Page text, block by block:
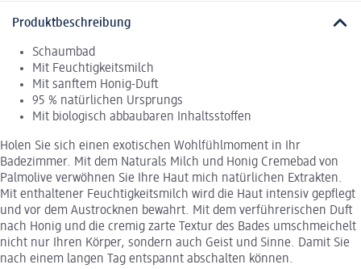
Produktbeschreibung
Schaumbad
Mit Feuchtigkeitsmilch
Mit sanftem Honig-Duft
95 % natürlichen Ursprungs
Mit biologisch abbaubaren Inhaltsstoffen
Holen Sie sich einen exotischen Wohlfühlmoment in Ihr
Badezimmer. Mit dem Naturals Milch und Honig Cremebad von
Palmolive verwöhnen Sie Ihre Haut mich natürlichen Extrakten.
Mit enthaltener Feuchtigkeitsmilch wird die Haut intensiv gepflegt
und vor dem Austrocknen bewahrt. Mit dem verführerischen Duft
nach Honig und die cremig zarte Textur des Bades umschmeichelt
nicht nur Ihren Körper, sondern auch Geist und Sinne. Damit Sie
nach einem langen Tag entspannt abschalten können.